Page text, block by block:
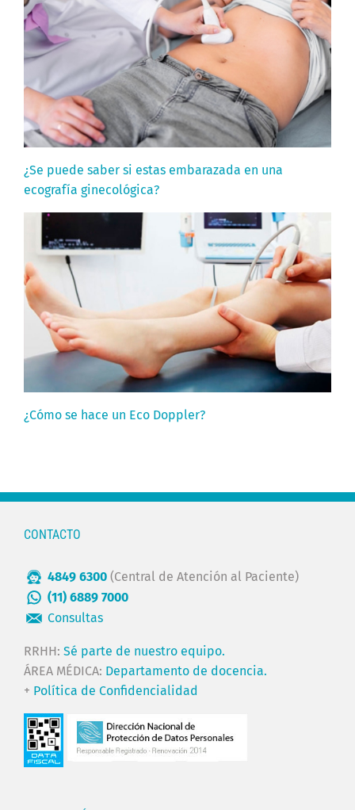
¿Se puede saber si estas embarazada en una
ecografía ginecológica?
¿Cómo se hace un Eco Doppler?
CONTACTO
4849 6300 (Central de Atención al Paciente)
(11) 6889 7000
Consultas
RRHH: Sé parte de nuestro equipo.
ÁREA MÉDICA: Departamento de docencia.
+ Política de Confidencialidad